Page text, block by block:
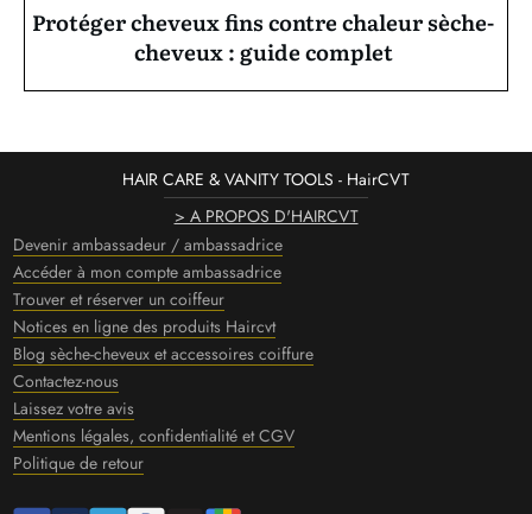
Protéger cheveux fins contre chaleur sèche-
cheveux : guide complet
HAIR CARE & VANITY TOOLS - HairCVT
> A PROPOS D'HAIRCVT
Devenir ambassadeur / ambassadrice
Accéder à mon compte ambassadrice
Trouver et réserver un coiffeur
Notices en ligne des produits Haircvt
Blog sèche-cheveux et accessoires coiffure
Contactez-nous
Laissez votre avis
Mentions légales, confidentialité et CGV
Politique de retour